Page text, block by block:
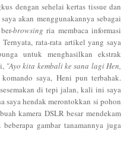
dengan sehelai kertas tissue dan
akan menggunakannya sebagai
browsing ria membaca informasi
rata-rata artikel yang saya
untuk menghasilkan ekstrak
"Ayo kita kembali ke sana lagi Hen,
saya, Heni pun terbahak.
di tepi jalan, kali ini saya
saya hendak merontokkan si pohon
kamera DSLR besar mendekam
gambar tanamannya juga